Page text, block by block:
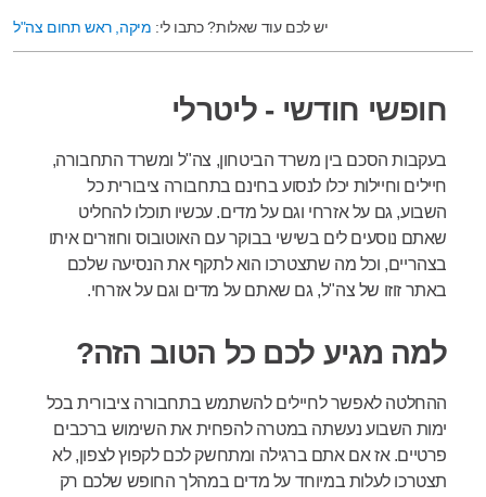
יש לכם עוד שאלות? כתבו לי: מיקה, ראש תחום צה"ל
חופשי חודשי - ליטרלי
בעקבות הסכם בין משרד הביטחון, צה"ל ומשרד התחבורה,
חיילים וחיילות יכלו לנסוע בחינם בתחבורה ציבורית כל
השבוע, גם על אזרחי וגם על מדים. עכשיו תוכלו להחליט
שאתם נוסעים לים בשישי בבוקר עם האוטובוס וחוזרים איתו
בצהריים, וכל מה שתצטרכו הוא לתקף את הנסיעה שלכם
באתר זוזו של צה"ל, גם שאתם על מדים וגם על אזרחי.
למה מגיע לכם כל הטוב הזה?
ההחלטה לאפשר לחיילים להשתמש בתחבורה ציבורית בכל
ימות השבוע נעשתה במטרה להפחית את השימוש ברכבים
פרטיים. אז אם אתם ברגילה ומתחשק לכם לקפוץ לצפון, לא
תצטרכו לעלות במיוחד על מדים במהלך החופש שלכם רק